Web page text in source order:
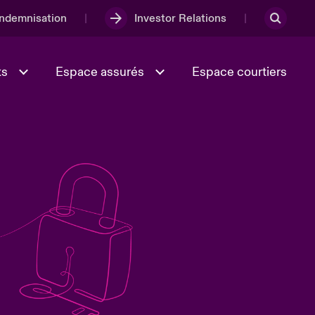
Investor Relations
énergétique 2026
Full Spectrum Cyber
Les Incidents Cybers qui auraient
pu être évités
Espace assurés Espace courtiers